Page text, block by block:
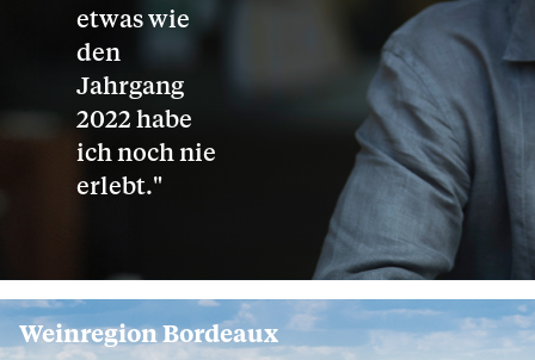
etwas wie
den
Jahrgang
2022 habe
ich noch nie
erlebt."
Weinregion Bordeaux